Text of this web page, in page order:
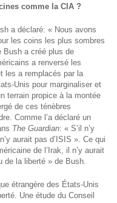
comme la CIA ?
a déclaré: « Nous avons
les coins les plus sombres
Bush a créé plus de
a renversé les
les a remplacés par la
Unis pour marginaliser et
terrain propice à la montée
de ces ténèbres
Comme l’a déclaré un
The Guardian: « S’il n’y
aurait pas d’ISIS ». Ce qui
de l’Irak, il n’y aurait
de la liberté » de Bush.
étrangère des États-Unis
Une étude du Conseil